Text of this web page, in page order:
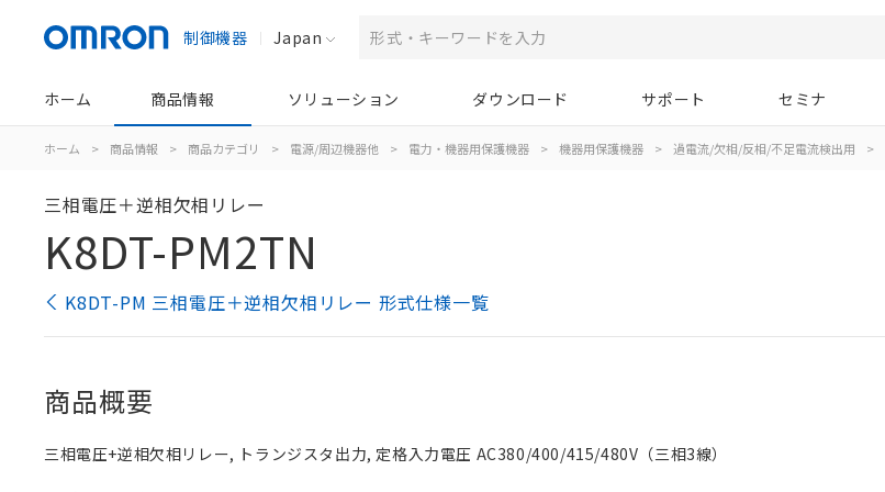
制御機器 Japan
ホーム 商品情報 ソリューション ダウンロード サポート セミナ
ホーム > 商品情報 > 商品カテゴリ > 電源/周辺機器他 > 電力・機器用保護機器 > 機器用保護機器 > 過電流/欠相/反相/不足電流検出用 >
三相電圧＋逆相欠相リレー
K8DT-PM2TN
K8DT-PM 三相電圧＋逆相欠相リレー 形式仕様一覧
商品概要
三相電圧+逆相欠相リレー, トランジスタ出力, 定格入力電圧 AC380/400/415/480V（三相3線）